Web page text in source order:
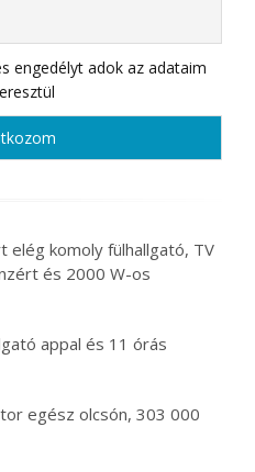
engedélyt adok az adataim
elég komoly fülhallgató, TV
és 2000 W-os
appal és 11 órás
egész olcsón, 303 000